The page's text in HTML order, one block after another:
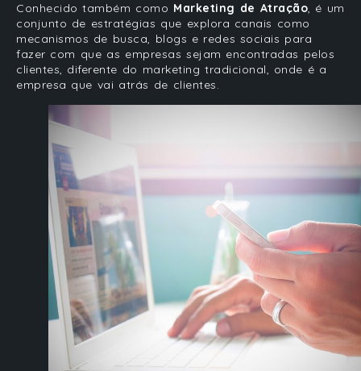
Conhecido também como Marketing de Atração, é um
conjunto de estratégias que explora canais como
mecanismos de busca, blogs e redes sociais para
fazer com que as empresas sejam encontradas pelos
clientes, diferente do marketing tradicional, onde é a
empresa que vai atrás de clientes.